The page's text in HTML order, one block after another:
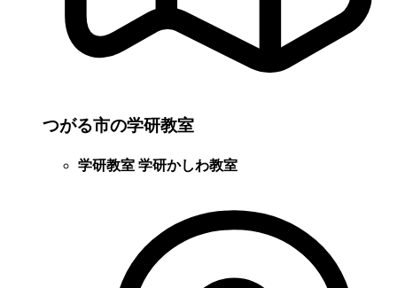
つがる市の学研教室
学研教室 学研かしわ教室